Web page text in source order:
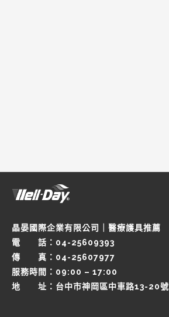
晶晏國際企業有限公司｜醫療護具推薦
電 話：04-25609393
傳 真：04-25607977
服務時間：09:00 – 17:00
地 址：台中市神岡區中車路13-20號